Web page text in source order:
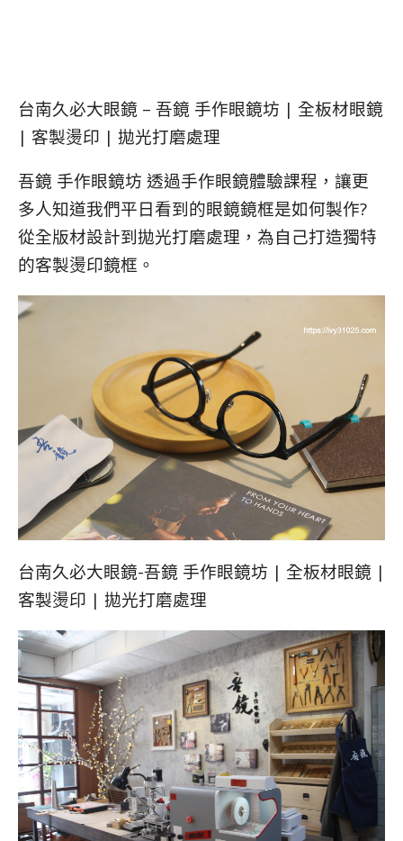
台南久必大眼鏡 – 吾鏡 手作眼鏡坊 | 全板材眼鏡
| 客製燙印 | 拋光打磨處理
吾鏡 手作眼鏡坊 透過手作眼鏡體驗課程，讓更
多人知道我們平日看到的眼鏡鏡框是如何製作?
從全版材設計到拋光打磨處理，為自己打造獨特
的客製燙印鏡框。
台南久必大眼鏡-吾鏡 手作眼鏡坊 | 全板材眼鏡 |
客製燙印 | 拋光打磨處理